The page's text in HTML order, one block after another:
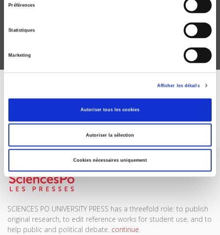
Préférences
Statistiques
Marketing
Afficher les détails
Autoriser tous les cookies
Autoriser la sélection
Cookies nécessaires uniquement
Sylvain Soriba Camara
DISCOVER OUR JOURNALS
Subscribe today
SCIENCES PO UNIVERSITY PRESS has a threefold role: to publish
original research, to edit reference works for student use, and to
help public and political debate. continue